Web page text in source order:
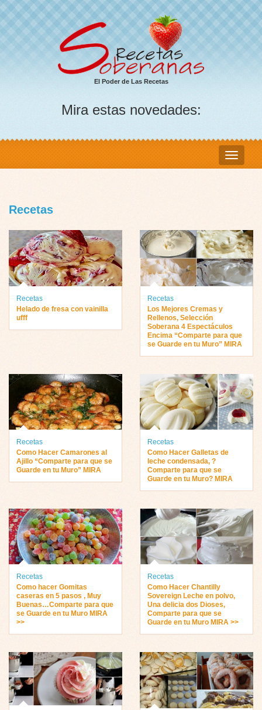
El Poder de Las Recetas
Mira estas novedades:
Recetas
Recetas
Helado de fresa con vainilla
ufff
Recetas
Los Mejores Cremas y
Rellenos, Selección
Soberana 4 Espectáculos
Encima “Comparte para que
se Guarde en tu Muro” MIRA
Recetas
Como Hacer Camarones al
Ajillo “Comparte para que se
Guarde en tu Muro” MIRA
Recetas
Como Hacer Galletas de
leche condensada, ?
Comparte para que se
Guarde en tu Muro? MIRA
Recetas
Como hacer Gomitas
caseras en 5 pasos , Muy
Buenas…Comparte para que
se Guarde en tu Muro MIRA
>>
Recetas
Como Hacer Chantilly
Sovereign Leche en polvo,
Una delicia dos Dioses,
Comparte para que se
Guarde en tu Muro MIRA >>